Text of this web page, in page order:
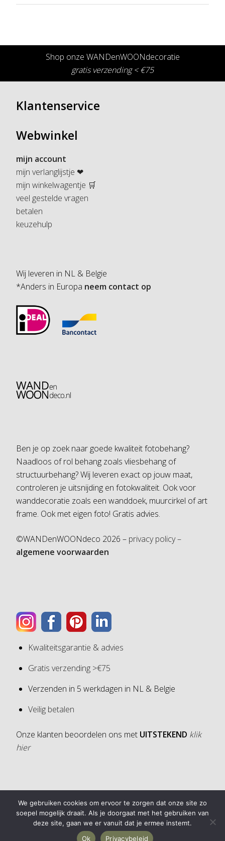
Shop onze WANDenWOONdecoratie
gratis verzending < €75
Klantenservice
Webwinkel
mijn account
mijn verlanglijstje ❤
mijn winkelwagentje 🛒
veel gestelde vragen
betalen
keuzehulp
Wij leveren in NL & Belgie
*Anders in Europa neem contact op
Ben je op zoek naar goede kwaliteit fotobehang?
Naadloos of rol behang zoals vliesbehang of
structuurbehang? Wij leveren exact op jouw maat,
controleren je uitsnijding en fotokwaliteit. Ook voor
wanddecoratie zoals een wanddoek, muurcirkel of art
frame. Ook met eigen foto! Gratis advies.
©WANDenWOONdeco 2026 – privacy policy –
algemene voorwaarden
Kwaliteitsgarantie & advies
Gratis verzending >€75
Verzenden in 5 werkdagen in NL & Belgie
Veilig betalen
Onze klanten beoordelen ons met UITSTEKEND klik
hier
4,6 van 5 sterren (op basis van 30 reviews)
We gebruiken cookies om ervoor te zorgen dat onze site zo
soepel mogelijk draait. Als je doorgaat met het gebruiken van
deze site, gaan we er vanuit dat je ermee instemt.
Ok
Privacybeleid